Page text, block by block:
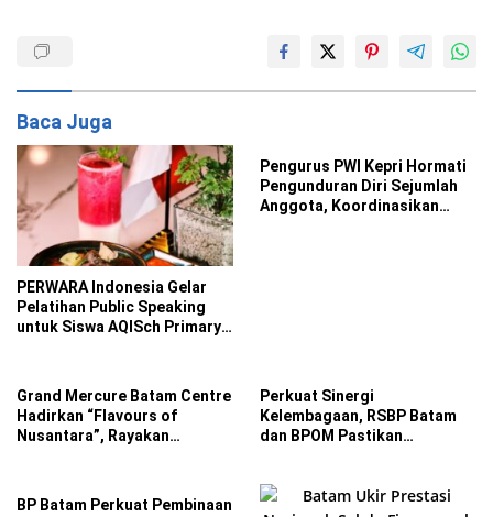
Baca Juga
PERWARA Indonesia Gelar
Pelatihan Public Speaking
untuk Siswa AQISch Primary
Pengurus PWI Kepri Hormati
Pengunduran Diri Sejumlah
Anggota, Koordinasikan
Grand Mercure Batam Centre
Hadirkan “Flavours of
Nusantara”, Rayakan
Perkuat Sinergi
Kelembagaan, RSBP Batam
dan BPOM Pastikan
BP Batam Perkuat Pembinaan